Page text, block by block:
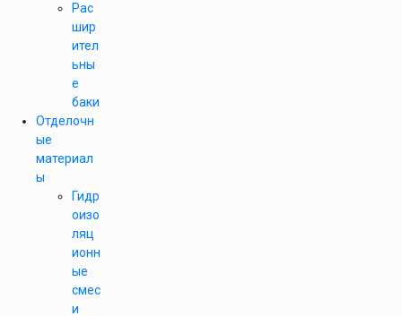
Рас
шир
ител
ьны
е
баки
Отделочн
ые
материал
ы
Гидр
оизо
ляц
ионн
ые
смес
и